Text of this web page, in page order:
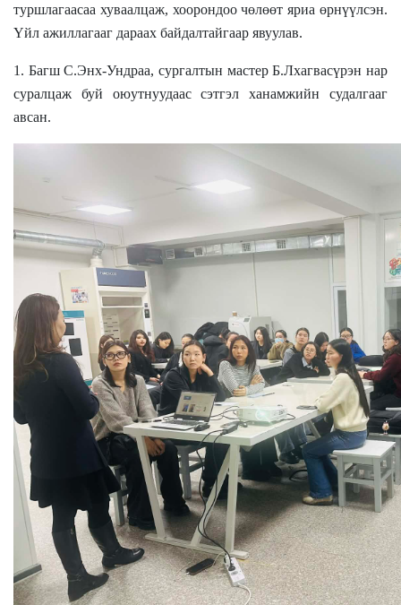
туршлагаасаа хуваалцаж, хоорондоо чөлөөт яриа өрнүүлсэн.
Үйл ажиллагааг дараах байдалтайгаар явуулав.
1. Багш С.Энх-Ундраа, сургалтын мастер Б.Лхагвасүрэн нар
суралцаж буй оюутнуудаас сэтгэл ханамжийн судалгааг
авсан.